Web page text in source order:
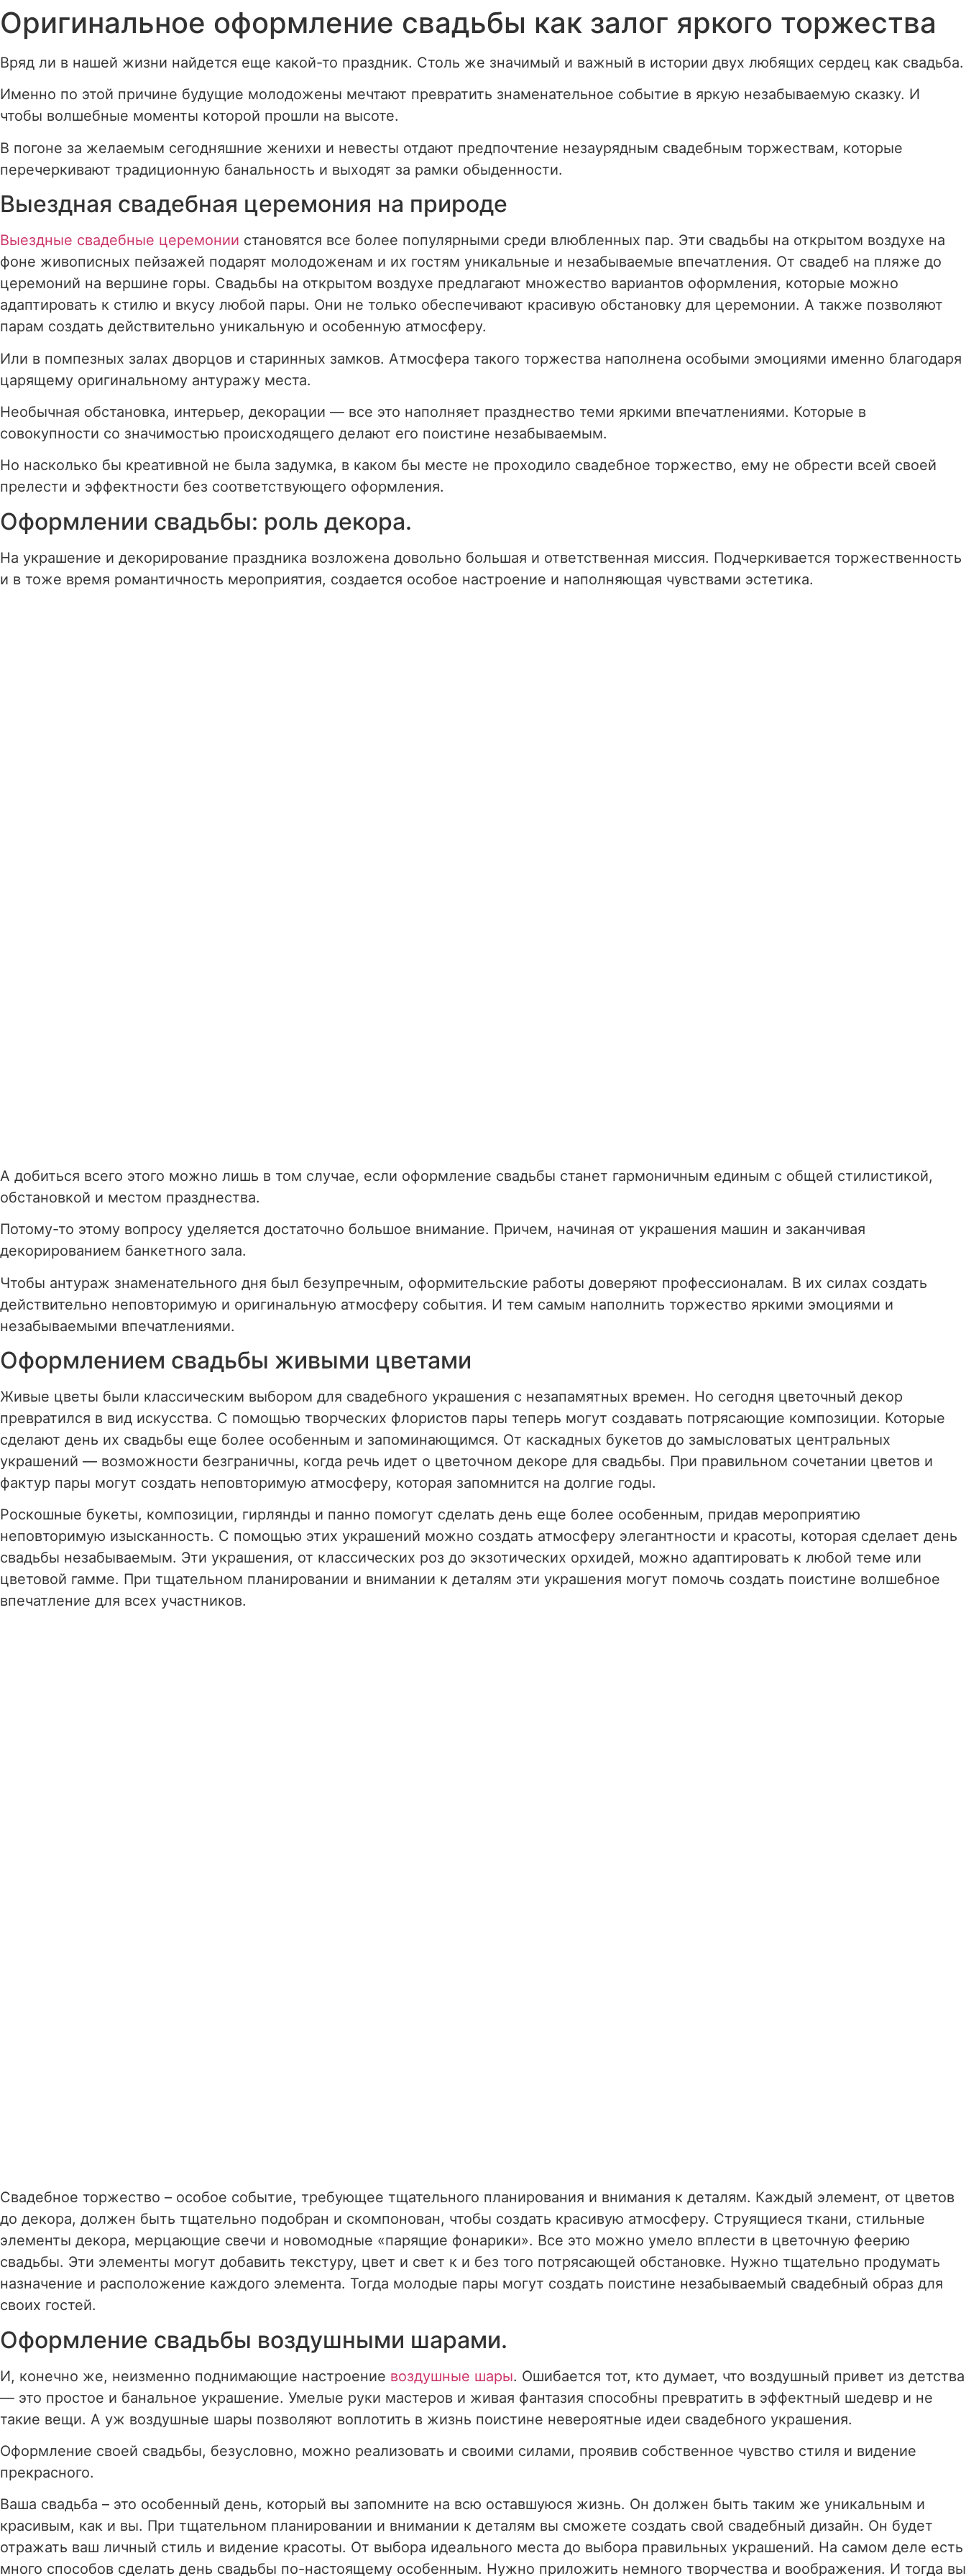
Перейти
кОригинальное оформление свадьбы как залог яркого торжества
Вряд ли в нашей жизни найдется еще какой-то праздник. Столь же значимый и важный в истории двух любящих сердец как свадьба.
Именно по этой причине будущие молодожены мечтают превратить знаменательное событие в яркую незабываемую сказку. И
чтобы волшебные моменты которой прошли на высоте.
В погоне за желаемым сегодняшние женихи и невесты отдают предпочтение незаурядным свадебным торжествам, которые
перечеркивают традиционную банальность и выходят за рамки обыденности.
Выездная свадебная церемония на природе
Выездные свадебные церемонии становятся все более популярными среди влюбленных пар. Эти свадьбы на открытом воздухе на
фоне живописных пейзажей подарят молодоженам и их гостям уникальные и незабываемые впечатления. От свадеб на пляже до
церемоний на вершине горы. Свадьбы на открытом воздухе предлагают множество вариантов оформления, которые можно
адаптировать к стилю и вкусу любой пары. Они не только обеспечивают красивую обстановку для церемонии. А также позволяют
парам создать действительно уникальную и особенную атмосферу.
Или в помпезных залах дворцов и старинных замков. Атмосфера такого торжества наполнена особыми эмоциями именно благодаря
царящему оригинальному антуражу места.
Необычная обстановка, интерьер, декорации — все это наполняет празднество теми яркими впечатлениями. Которые в
совокупности со значимостью происходящего делают его поистине незабываемым.
Но насколько бы креативной не была задумка, в каком бы месте не проходило свадебное торжество, ему не обрести всей своей
прелести и эффектности без соответствующего оформления.
Оформлении свадьбы: роль декора.
На украшение и декорирование праздника возложена довольно большая и ответственная миссия. Подчеркивается торжественность
и в тоже время романтичность мероприятия, создается особое настроение и наполняющая чувствами эстетика.
А добиться всего этого можно лишь в том случае, если оформление свадьбы станет гармоничным единым с общей стилистикой,
обстановкой и местом празднества.
Потому-то этому вопросу уделяется достаточно большое внимание. Причем, начиная от украшения машин и заканчивая
декорированием банкетного зала.
Чтобы антураж знаменательного дня был безупречным, оформительские работы доверяют профессионалам. В их силах создать
действительно неповторимую и оригинальную атмосферу события. И тем самым наполнить торжество яркими эмоциями и
незабываемыми впечатлениями.
Оформлением свадьбы живыми цветами
Живые цветы были классическим выбором для свадебного украшения с незапамятных времен. Но сегодня цветочный декор
превратился в вид искусства. С помощью творческих флористов пары теперь могут создавать потрясающие композиции. Которые
сделают день их свадьбы еще более особенным и запоминающимся. От каскадных букетов до замысловатых центральных
украшений — возможности безграничны, когда речь идет о цветочном декоре для свадьбы. При правильном сочетании цветов и
фактур пары могут создать неповторимую атмосферу, которая запомнится на долгие годы.
Роскошные букеты, композиции, гирлянды и панно помогут сделать день еще более особенным, придав мероприятию
неповторимую изысканность. С помощью этих украшений можно создать атмосферу элегантности и красоты, которая сделает день
свадьбы незабываемым. Эти украшения, от классических роз до экзотических орхидей, можно адаптировать к любой теме или
цветовой гамме. При тщательном планировании и внимании к деталям эти украшения могут помочь создать поистине волшебное
впечатление для всех участников.
Свадебное торжество – особое событие, требующее тщательного планирования и внимания к деталям. Каждый элемент, от цветов
до декора, должен быть тщательно подобран и скомпонован, чтобы создать красивую атмосферу. Струящиеся ткани, стильные
элементы декора, мерцающие свечи и новомодные «парящие фонарики». Все это можно умело вплести в цветочную феерию
свадьбы. Эти элементы могут добавить текстуру, цвет и свет к и без того потрясающей обстановке. Нужно тщательно продумать
назначение и расположение каждого элемента. Тогда молодые пары могут создать поистине незабываемый свадебный образ для
своих гостей.
Оформление свадьбы воздушными шарами.
И, конечно же, неизменно поднимающие настроение воздушные шары. Ошибается тот, кто думает, что воздушный привет из детства
— это простое и банальное украшение. Умелые руки мастеров и живая фантазия способны превратить в эффектный шедевр и не
такие вещи. А уж воздушные шары позволяют воплотить в жизнь поистине невероятные идеи свадебного украшения.
Оформление своей свадьбы, безусловно, можно реализовать и своими силами, проявив собственное чувство стиля и видение
прекрасного.
Ваша свадьба – это особенный день, который вы запомните на всю оставшуюся жизнь. Он должен быть таким же уникальным и
красивым, как и вы. При тщательном планировании и внимании к деталям вы сможете создать свой свадебный дизайн. Он будет
отражать ваш личный стиль и видение красоты. От выбора идеального места до выбора правильных украшений. На самом деле есть
много способов сделать день свадьбы по-настоящему особенным. Нужно приложить немного творчества и воображения. И тогда вы